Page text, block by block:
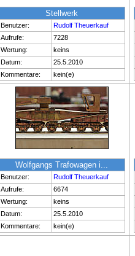
Stellwerk
Benutzer:
Rudolf Theuerkauf
Aufrufe:
7228
Wertung:
keins
Datum:
25.5.2010
Kommentare:
kein(e)
Wolfgangs Trafowagen i...
Benutzer:
Rudolf Theuerkauf
Aufrufe:
6674
Wertung:
keins
Datum:
25.5.2010
Kommentare:
kein(e)